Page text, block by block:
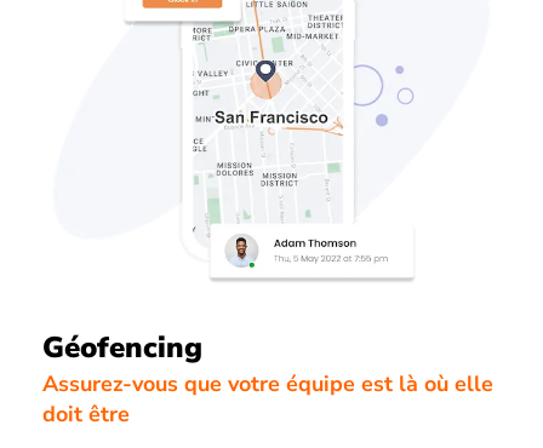
Géofencing
Assurez-vous que votre équipe est là où elle
doit être